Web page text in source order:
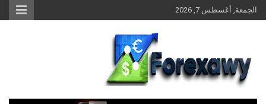
Skip
to
الجمعة, أغسطس 7, 2026